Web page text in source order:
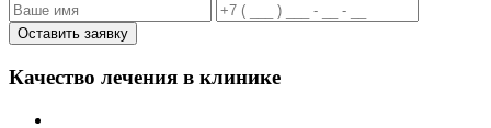
Оставить заявку
Качество лечения в клинике